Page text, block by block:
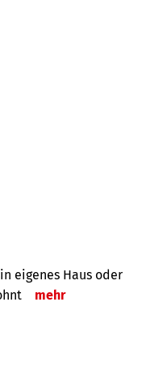
eigenes Haus oder
mehr